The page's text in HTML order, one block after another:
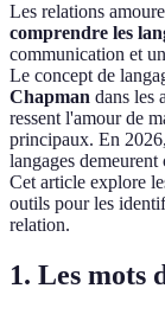
Les relations
comprendre les
communication et
Le concept de
Chapman dans les
ressent l'amour de
principaux. En
langages
Cet article explore
outils pour les
relation.
1. Les